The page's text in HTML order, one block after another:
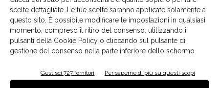
scelte dettagliate. Le tue scelte saranno applicate solamente a
questo sito. È possibile modificare le impostazioni in qualsiasi
momento, compreso il ritiro del consenso, utilizzando i
pulsanti della Cookie Policy o cliccando sul pulsante di
gestione del consenso nella parte inferiore dello schermo.
Gestisci 727 fornitori Per saperne di più su questi scopi